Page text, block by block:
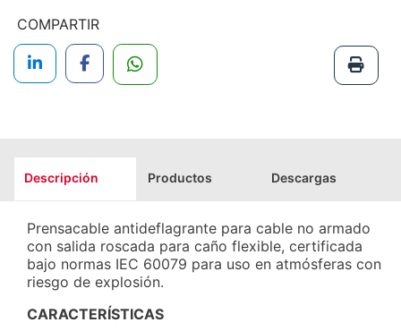
COMPARTIR
Descripción
Prensacable antideflagrante para cable no armado
con salida roscada para caño flexible, certificada
bajo normas IEC 60079 para uso en atmósferas con
riesgo de explosión.
CARACTERÍSTICAS
Productos Descargas